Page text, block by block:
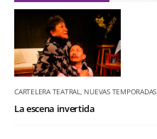
CARTELERA TEATRAL NUEVAS TEMPORADAS
La escena invertida